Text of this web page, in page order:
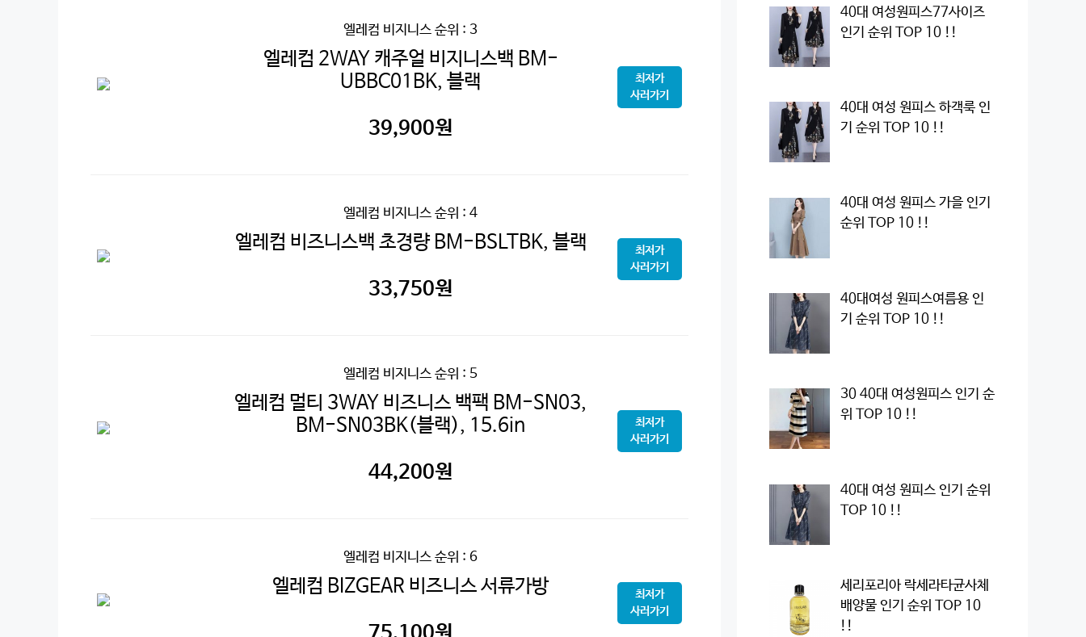
엘레컴 비지니스 순위 : 3
엘레컴 2WAY 캐주얼 비지니스백 BM-
UBBC01BK, 블랙
39,900원
최저가
사러가기
엘레컴 비지니스 순위 : 4
엘레컴 비즈니스백 초경량 BM-BSLTBK, 블랙
33,750원
최저가
사러가기
엘레컴 비지니스 순위 : 5
엘레컴 멀티 3WAY 비즈니스 백팩 BM-SN03,
BM-SN03BK(블랙), 15.6in
44,200원
최저가
사러가기
엘레컴 비지니스 순위 : 6
엘레컴 BIZGEAR 비즈니스 서류가방
최저가
사러가기
40대 여성원피스77사이즈
인기 순위 TOP 10 !!
40대 여성 원피스 하객룩 인
기 순위 TOP 10 !!
40대 여성 원피스 가을 인기
순위 TOP 10 !!
40대여성 원피스여름용 인
기 순위 TOP 10 !!
30 40대 여성원피스 인기 순
위 TOP 10 !!
40대 여성 원피스 인기 순위
TOP 10 !!
세리포리아 락세라타균사체
배양물 인기 순위 TOP 10
!!